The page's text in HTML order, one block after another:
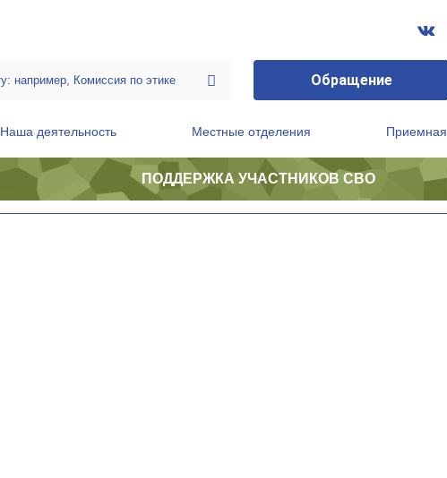
Обращение
Наша деятельность Местные отделения Приемная
ПОДДЕРЖКА УЧАСТНИКОВ СВО